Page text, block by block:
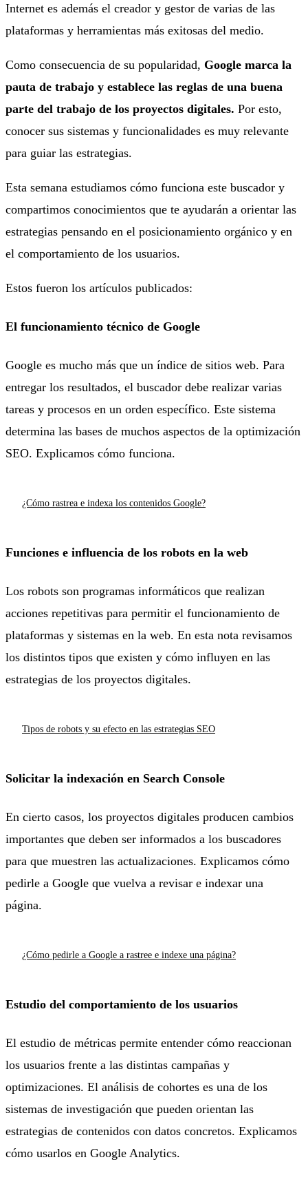
Internet es además el creador y gestor de varias de las
plataformas y herramientas más exitosas del medio.
Como consecuencia de su popularidad, Google marca la
pauta de trabajo y establece las reglas de una buena
parte del trabajo de los proyectos digitales. Por esto,
conocer sus sistemas y funcionalidades es muy relevante
para guiar las estrategias.
Esta semana estudiamos cómo funciona este buscador y
compartimos conocimientos que te ayudarán a orientar las
estrategias pensando en el posicionamiento orgánico y en
el comportamiento de los usuarios.
Estos fueron los artículos publicados:
El funcionamiento técnico de Google
Google es mucho más que un índice de sitios web. Para
entregar los resultados, el buscador debe realizar varias
tareas y procesos en un orden específico. Este sistema
determina las bases de muchos aspectos de la optimización
SEO. Explicamos cómo funciona.
¿Cómo rastrea e indexa los contenidos Google?
Funciones e influencia de los robots en la web
Los robots son programas informáticos que realizan
acciones repetitivas para permitir el funcionamiento de
plataformas y sistemas en la web. En esta nota revisamos
los distintos tipos que existen y cómo influyen en las
estrategias de los proyectos digitales.
Tipos de robots y su efecto en las estrategias SEO
Solicitar la indexación en Search Console
En cierto casos, los proyectos digitales producen cambios
importantes que deben ser informados a los buscadores
para que muestren las actualizaciones. Explicamos cómo
pedirle a Google que vuelva a revisar e indexar una
página.
¿Cómo pedirle a Google a rastree e indexe una página?
Estudio del comportamiento de los usuarios
El estudio de métricas permite entender cómo reaccionan
los usuarios frente a las distintas campañas y
optimizaciones. El análisis de cohortes es una de los
sistemas de investigación que pueden orientan las
estrategias de contenidos con datos concretos. Explicamos
cómo usarlos en Google Analytics.